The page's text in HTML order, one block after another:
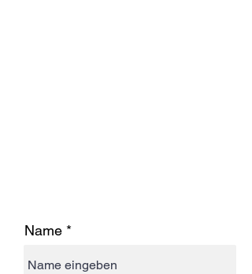
Name